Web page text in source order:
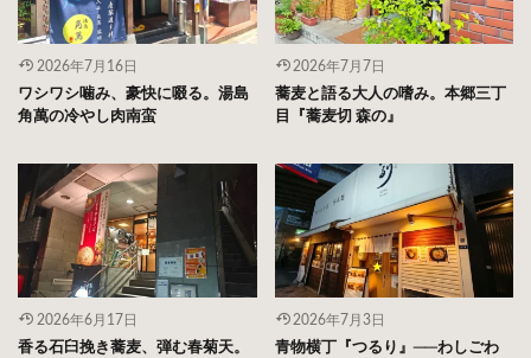
2026年7月16日
ワシワシ噛み、豪快に啜る。湯島
角萬の冷やし肉南蛮
2026年7月7日
蕎麦と語る大人の嗜み。本郷三丁
目『蕎麦切 森の』
2026年6月17日
香る石臼挽き蕎麦、弾む春菊天。
2026年7月3日
青物横丁『つるり』──わしごわ